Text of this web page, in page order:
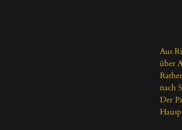
Aus
über
nach
Der